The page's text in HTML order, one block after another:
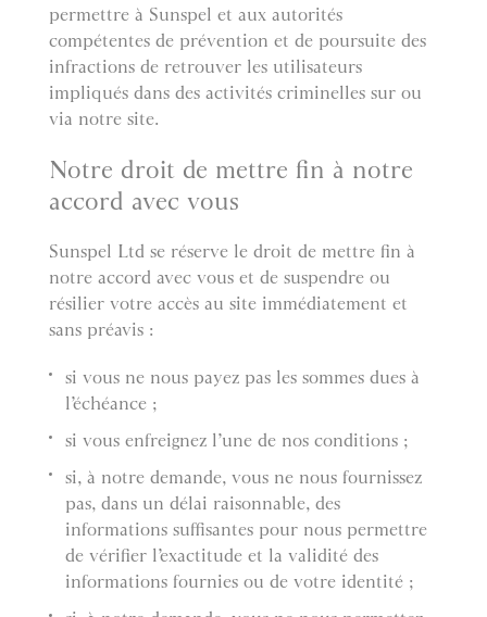
permettre à Sunspel et aux autorités
compétentes de prévention et de poursuite des
infractions de retrouver les utilisateurs
impliqués dans des activités criminelles sur ou
via notre site.
Notre droit de mettre fin à notre
accord avec vous
Sunspel Ltd se réserve le droit de mettre fin à
notre accord avec vous et de suspendre ou
résilier votre accès au site immédiatement et
sans préavis :
si vous ne nous payez pas les sommes dues à
l’échéance ;
si vous enfreignez l’une de nos conditions ;
si, à notre demande, vous ne nous fournissez
pas, dans un délai raisonnable, des
informations suffisantes pour nous permettre
de vérifier l’exactitude et la validité des
informations fournies ou de votre identité ;